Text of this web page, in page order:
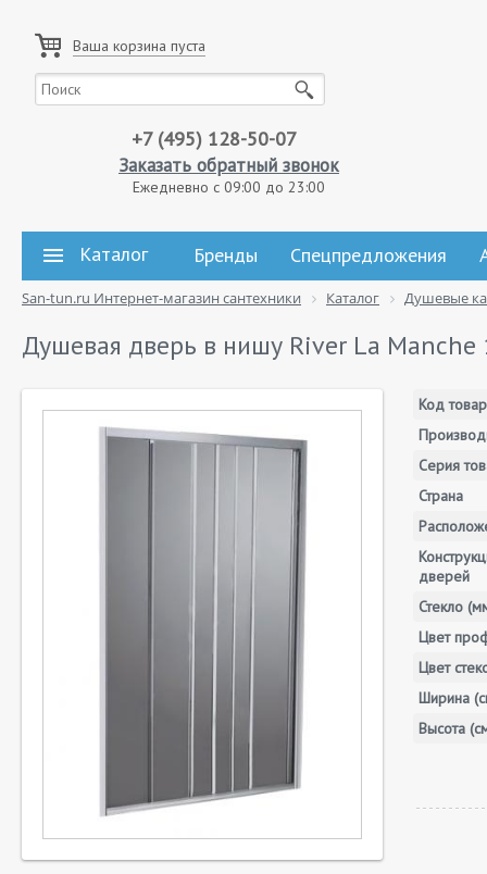
Ваша корзина пуста
+7 (495) 128-50-07
Заказать обратный звонок
Ежедневно с 09:00 до 23:00
Каталог Бренды Спецпредложения
San-tun.ru Интернет-магазин сантехники Каталог Душевые
Душевая дверь в нишу River La
Код
Серия
Страна
дверей
Стекло
Цвет
Цвет
Ширина
Высота